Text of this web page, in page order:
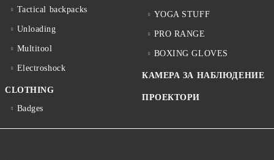
Tactical backpacks
Unloading
Multitool
Electroshock
CLOTHING
Badges
YOGA STUFF
PRO RANGE
BOXING GLOVES
КАМЕРА ЗА НАБЛЮДЕНИЕ
ПРОЕКТОРИ